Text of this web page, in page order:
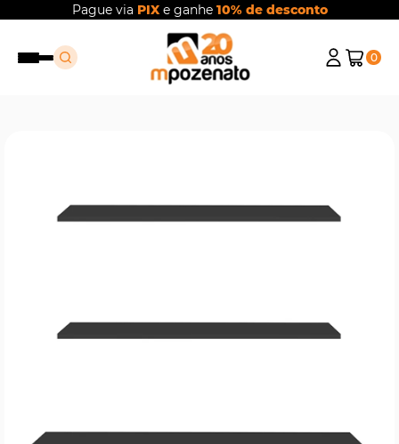
Pague via PIXe ganhe 10% de desconto
0